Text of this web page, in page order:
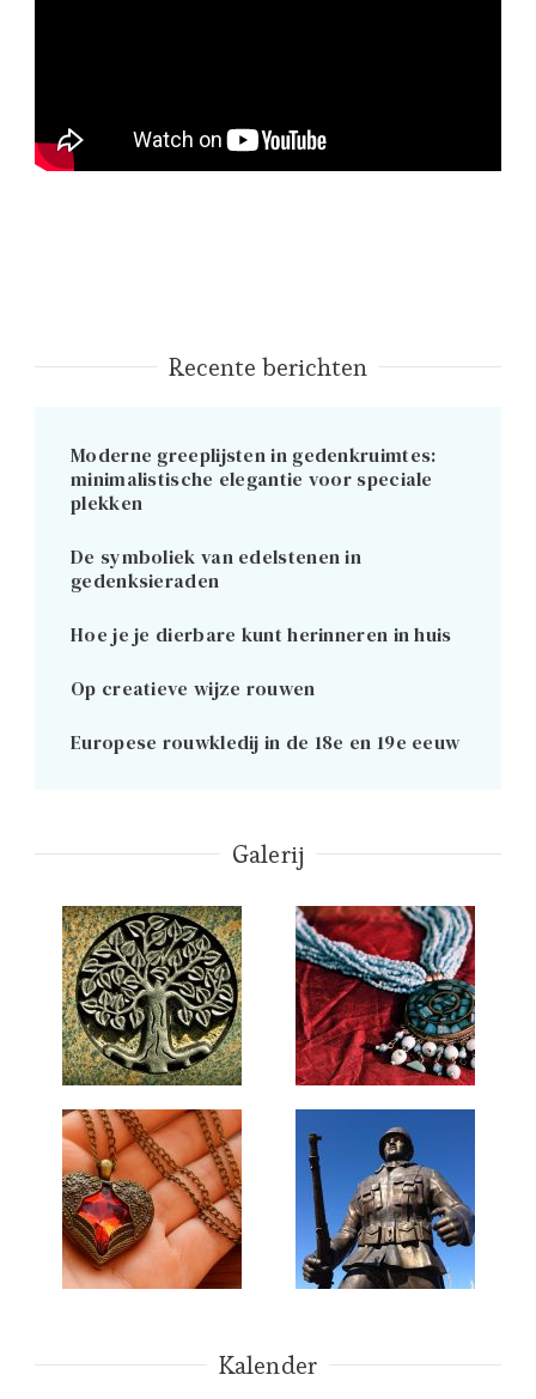
Recente berichten
Moderne greeplijsten in gedenkruimtes:
minimalistische elegantie voor speciale
plekken
De symboliek van edelstenen in
gedenksieraden
Hoe je je dierbare kunt herinneren in huis
Op creatieve wijze rouwen
Europese rouwkledij in de 18e en 19e eeuw
Galerij
Kalender